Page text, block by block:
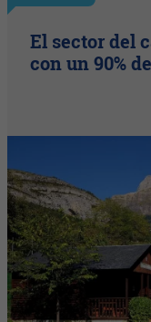
El sector del
con un 90%